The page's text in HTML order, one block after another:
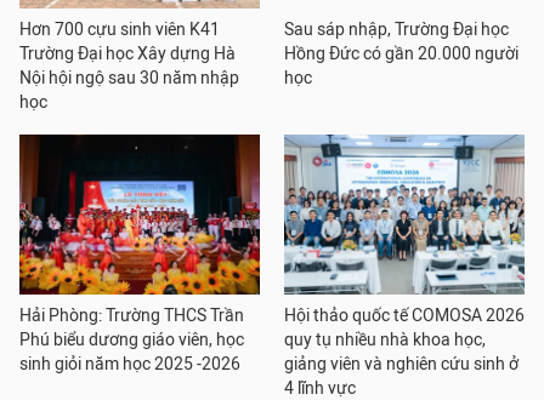
Hơn 700 cựu sinh viên K41
Trường Đại học Xây dựng Hà
Nội hội ngộ sau 30 năm nhập
học
Sau sáp nhập, Trường Đại học
Hồng Đức có gần 20.000 người
học
Hải Phòng: Trường THCS Trần
Phú biểu dương giáo viên, học
sinh giỏi năm học 2025 -2026
Hội thảo quốc tế COMOSA 2026
quy tụ nhiều nhà khoa học,
giảng viên và nghiên cứu sinh ở
4 lĩnh vực